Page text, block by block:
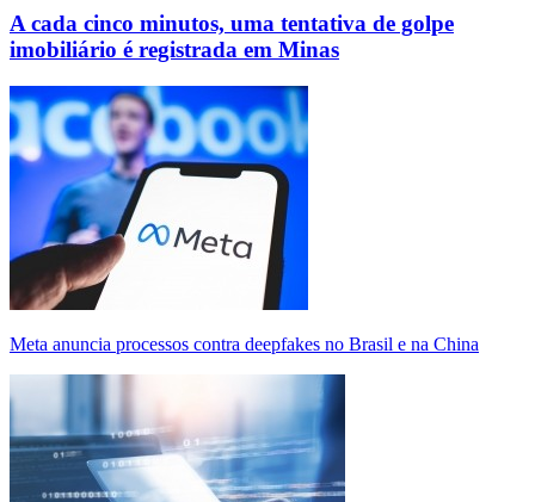
A cada cinco minutos, uma tentativa de golpe
imobiliário é registrada em Minas
Meta anuncia processos contra deepfakes no Brasil e na China